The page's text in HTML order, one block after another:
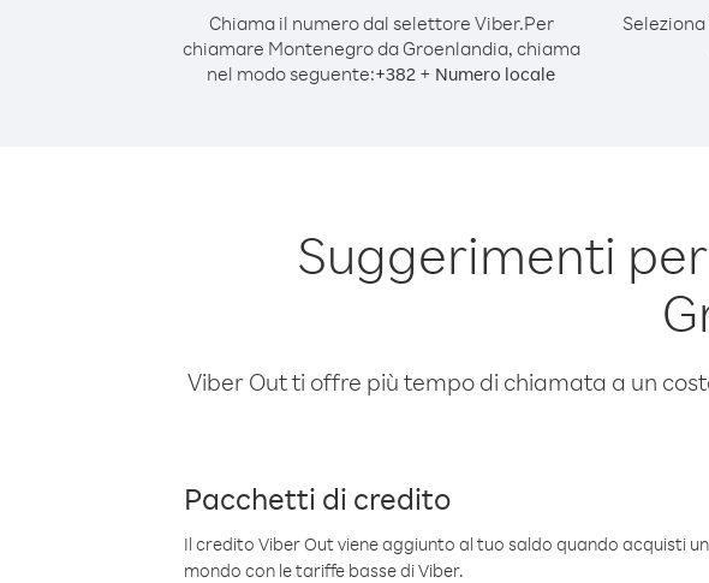
Chiama il numero dal selettore Viber.Per
chiamare Montenegro da Groenlandia, chiama
nel modo seguente:+382 + Numero locale
Suggerimenti
Viber Out ti offre più tempo di chiamata a un
Pacchetti di credito
Il credito Viber Out viene aggiunto al tuo saldo quando acquisti
mondo con le tariffe basse di Viber.